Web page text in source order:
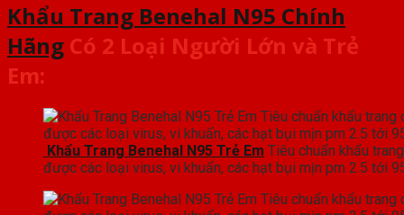
Khẩu Trang Benehal N95 Chính
Hãng Có 2 Loại Người Lớn và Trẻ
Em:
Khẩu Trang Benehal N95 Trẻ Em Tiêu chuẩn khẩu
được các loại virus, vi khuẩn, các hạt bụi mịn pm 2.5 tới